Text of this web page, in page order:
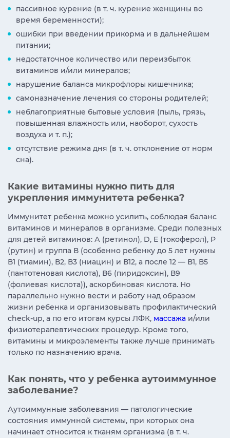
пассивное курение (в т. ч. курение женщины во
время беременности);
ошибки при введении прикорма и в дальнейшем
питании;
недостаточное количество или переизбыток
витаминов и/или минералов;
нарушение баланса микрофлоры кишечника;
самоназначение лечения со стороны родителей;
неблагоприятные бытовые условия (пыль, грязь,
повышенная влажность или, наоборот, сухость
воздуха и т. п.);
отсутствие режима дня (в т. ч. отклонение от норм
сна).
Какие витамины нужно пить для
укрепления иммунитета ребенка?
Иммунитет ребенка можно усилить, соблюдая баланс
витаминов и минералов в организме. Среди полезных
для детей витаминов: А (ретинол), D, Е (токоферол), Р
(рутин) и группа В (особенно ребенку до 5 лет нужны
В1 (тиамин), В2, В3 (ниацин) и В12, а после 12 — В1, В5
(пантотеновая кислота), В6 (пиридоксин), В9
(фолиевая кислота)), аскорбиновая кислота. Но
параллельно нужно вести и работу над образом
жизни ребенка и организовывать профилактический
check-up, а по его итогам курсы ЛФК, массажа и/или
физиотерапевтических процедур. Кроме того,
витамины и микроэлементы также лучше принимать
только по назначению врача.
Как понять, что у ребенка аутоиммунное
заболевание?
Аутоиммунные заболевания — патологические
состояния иммунной системы, при которых она
начинает относится к тканям организма (в т. ч.